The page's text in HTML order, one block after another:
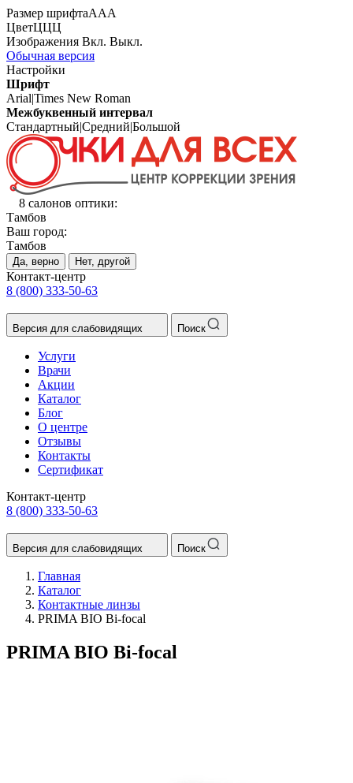
Размер шрифтаААА
ЦветЦЦЦ
Изображения Вкл. Выкл.
Обычная версия
Настройки
Шрифт
Arial|Times New Roman
Межбуквенный интервал
Стандартный|Средний|Большой
8 салонов оптики:
Тамбов
Ваш город:
Тамбов
Да, верно Нет, другой
Контакт-центр
8 (800) 333-50-63
Версия для слабовидящих Поиск
Услуги
Врачи
Акции
Каталог
Блог
О центре
Отзывы
Контакты
Сертификат
Контакт-центр
8 (800) 333-50-63
Версия для слабовидящих Поиск
Главная
Каталог
Контактные линзы
PRIMA BIO Bi-focal
PRIMA BIO Bi-focal